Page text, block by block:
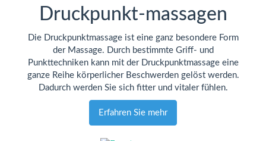
Druckpunkt-massagen
Die Druckpunktmassage ist eine ganz besondere Form
der Massage. Durch bestimmte Griff- und
Punkttechniken kann mit der Druckpunktmassage eine
ganze Reihe körperlicher Beschwerden gelöst werden.
Dadurch werden Sie sich fitter und vitaler fühlen.
Erfahren Sie mehr